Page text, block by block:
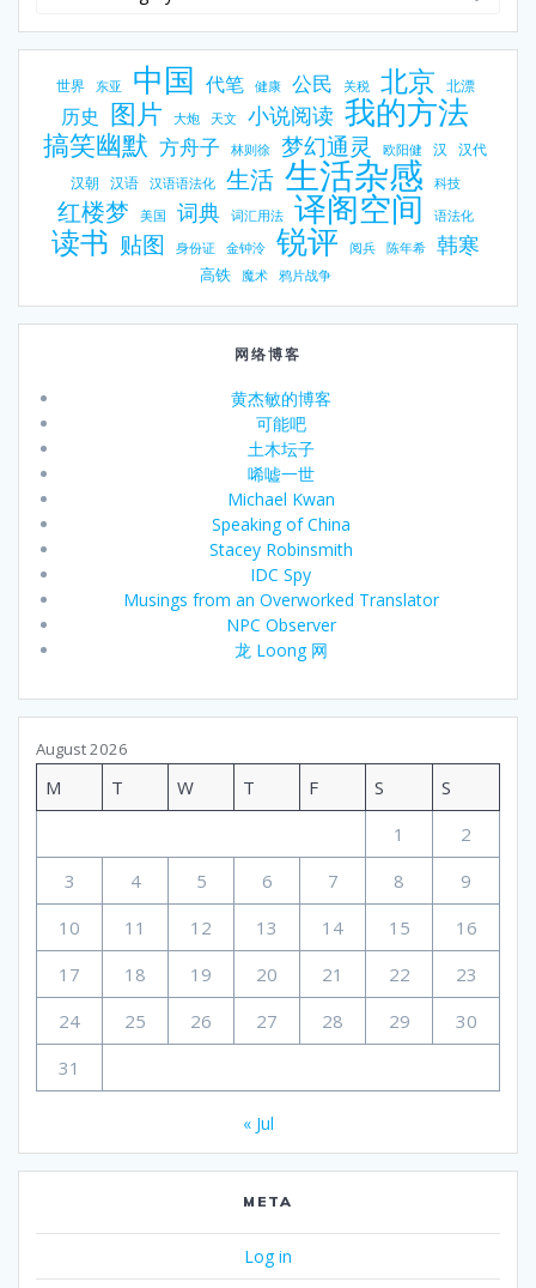
世界 东亚 中国 代笔 健康 公民 关税 北京 北漂
历史 图片 大炮 天文 小说阅读 我的方法
搞笑幽默 方舟子 林则徐 梦幻通灵 欧阳健 汉 汉代
汉朝 汉语 汉语语法化 生活 生活杂感 科技
红楼梦 美国 词典 词汇用法 译阁空间 语法化
读书 贴图 身份证 金钟泠 锐评 阅兵 陈年希 韩寒
高铁 魔术 鸦片战争
网络博客
黄杰敏的博客
可能吧
土木坛子
唏嘘一世
Michael Kwan
Speaking of China
Stacey Robinsmith
IDC Spy
Musings from an Overworked Translator
NPC Observer
龙 Loong 网
August 2026
M T W T F S
S
1
2
3
4 5 6 7 8
9
10
11 12 13 14 15
16
17
18 19 20 21 22
23
24
25 26 27 28 29
30
31
« Jul
META
Log in